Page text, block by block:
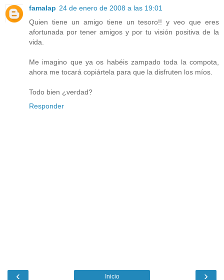
famalap 24 de enero de 2008 a las 19:01
Quien tiene un amigo tiene un tesoro!! y veo que eres
afortunada por tener amigos y por tu visión positiva de la
vida.
Me imagino que ya os habéis zampado toda la compota,
ahora me tocará copiártela para que la disfruten los míos.
Todo bien ¿verdad?
Responder
‹ ›
Inicio